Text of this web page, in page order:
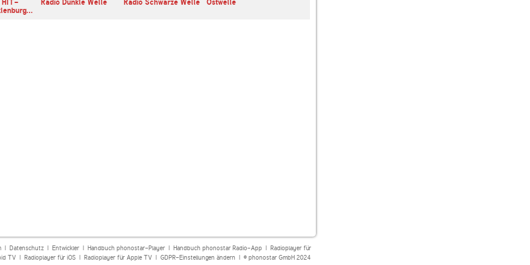
HIT-
Radio Dunkle Welle Radio Schwarze Welle Ostwelle
| Datenschutz| Entwickler| Handbuch phonostar-Player| Handbuch phonostar Radio-App| Radioplayer für
TV| Radioplayer für iOS| Radioplayer für Apple TV| GDPR-Einstellungen ändern | © phonostar GmbH 2024